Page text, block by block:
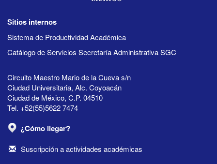
Sitios internos
Sistema de Productividad Académica
Catálogo de Servicios Secretaría Administrativa SGC
Circuito Maestro Mario de la Cueva s/n
Ciudad Universitaria, Alc. Coyoacán
Ciudad de México, C.P. 04510
Tel. +52(55)5622 7474
¿Cómo llegar?
Suscripción a actividades académicas